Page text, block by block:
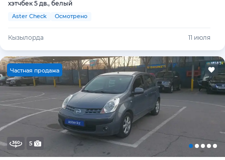
хэтчбек 5 дв., белый
Aster Check Осмотрено
Кызылорда 11 июля
Частная продажа
5